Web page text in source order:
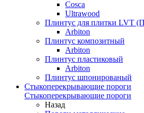
Cosca
Ultrawood
Плинтус для плитки LVT
Arbiton
Плинтус композитный
Arbiton
Плинтус пластиковый
Arbiton
Плинтус шпонированый
Стыкоперекрывающие пороги
Стыкоперекрывающие пороги
Назад